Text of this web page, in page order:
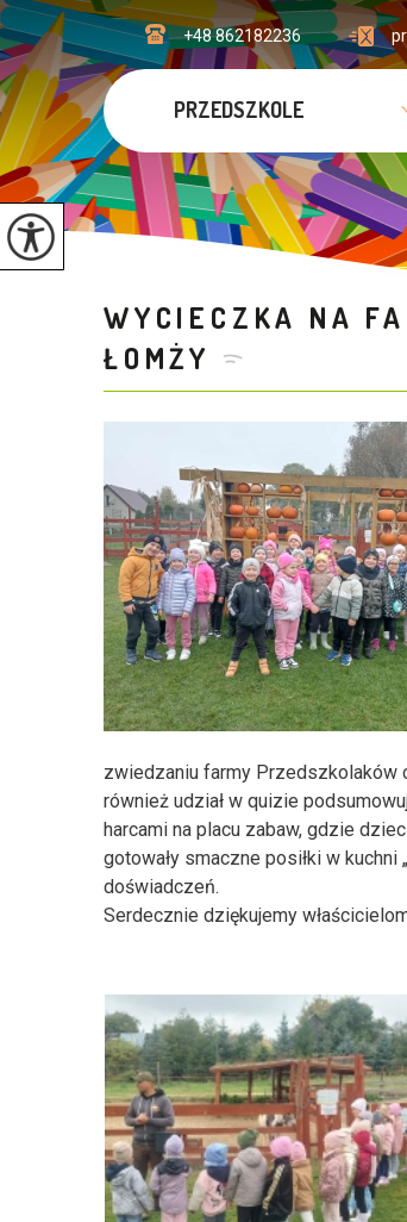
+48 862182236
PRZEDSZKOLE
WYCIECZKA NA
ŁOMŻY
zwiedzaniu farmy Przedszkolaków
również udział w quizie
harcami na placu zabaw, gdzie
gotowały smaczne posiłki w kuchni
doświadczeń.
Serdecznie dziękujemy